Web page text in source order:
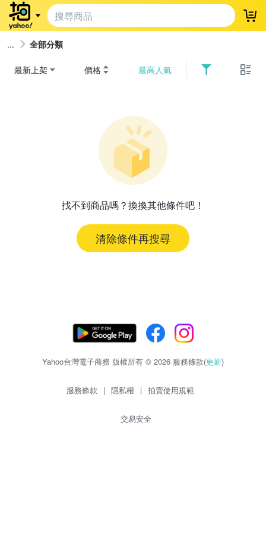
登
全部分類
最新上架 價格 最高人氣
找不到商品嗎？換換其他條件吧！
清除條件再搜尋
Yahoo台灣電子商務 版權所有 © 2026 服務條款(更新)
服務條款 | 隱私權 | 拍賣使用規範
交易安全